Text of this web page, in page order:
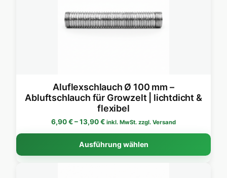
Aluflexschlauch Ø 100 mm –
Abluftschlauch für Growzelt | lichtdicht &
flexibel
6,90€–13,90€Preisspanne: 6,90 € bis 13,90 €
inkl. MwSt. zzgl. Versand
Ausführung wählen